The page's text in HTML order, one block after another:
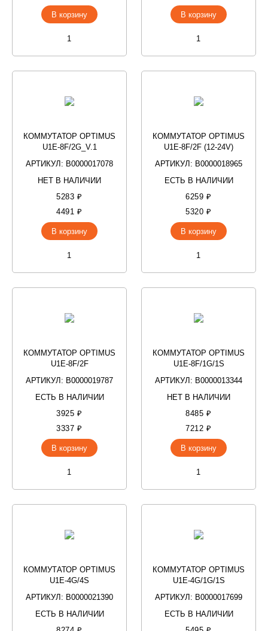
В корзину В корзину
КОММУТАТОР OPTIMUS
U1E-8F/2G_V.1
АРТИКУЛ: В0000017078
НЕТ В НАЛИЧИИ
5283 ₽
4491 ₽
В корзину
КОММУТАТОР OPTIMUS
U1E-8F/2F (12-24V)
АРТИКУЛ: В0000018965
ЕСТЬ В НАЛИЧИИ
6259 ₽
5320 ₽
В корзину
КОММУТАТОР OPTIMUS
U1E-8F/2F
АРТИКУЛ: В0000019787
ЕСТЬ В НАЛИЧИИ
3925 ₽
3337 ₽
В корзину
КОММУТАТОР OPTIMUS
U1E-8F/1G/1S
АРТИКУЛ: В0000013344
НЕТ В НАЛИЧИИ
8485 ₽
7212 ₽
В корзину
КОММУТАТОР OPTIMUS
U1E-4G/4S
АРТИКУЛ: В0000021390
ЕСТЬ В НАЛИЧИИ
КОММУТАТОР OPTIMUS
U1E-4G/1G/1S
АРТИКУЛ: В0000017699
ЕСТЬ В НАЛИЧИИ